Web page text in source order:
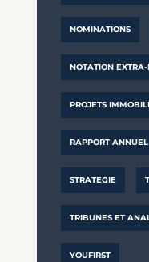
NOMINATIONS
NOTATION
PROJETS
RAPPORT ANNUEL
STRATEGIE
TRIBUNES ET
YOUFIRST